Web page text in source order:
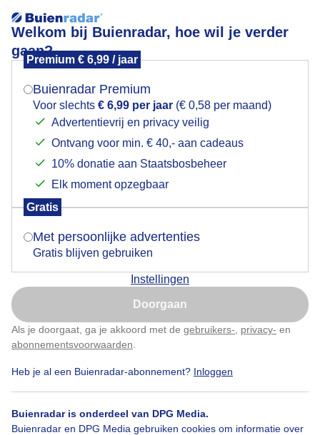
Welkom bij Buienradar, hoe wil je verder
gaan?
Premium € 6,99 / jaar
Buienradar Premium
Voor slechts € 6,99 per jaar (€ 0,58 per maand)
Advertentievrij en privacy veilig
Ontvang voor min. € 40,- aan cadeaus
10% donatie aan Staatsbosbeheer
Elk moment opzegbaar
Gratis
Met persoonlijke advertenties
Gratis blijven gebruiken
Instellingen
Doorgaan
Als je doorgaat, ga je akkoord met de gebruikers- privacy- en
abonnementsvoorwaarden
Heb je al een Buienradar-abonnement? Inloggen
Buienradar is onderdeel van DPG Media.
Buienradar en DPG Media gebruiken cookies om informatie over
Alpen: onweer
Door: Hans ter Braak Gemaakt: 31-05-2026, 53x bekeken
Mogen we je locatie gebruiken voor het
Indien je hier nog geen akkoord op hebt gegeven,
verschijnt er zo een pop-up uit je browser waarin
Is goed, toon de popup
Nu niet, misschien later
Klik hierom dit aan te passen